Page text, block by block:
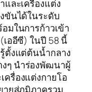
ละเครื่องแต่ง
ขันได้ในระดับ
มในการก้าวเข้า
ออีซี) ในปี 58 นี้
ตั้งแต่ต้นน้ำกลาง
ๆ นำร่องพัฒนาผู้
รื่องแต่งกายโอ